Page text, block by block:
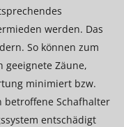
werden. Das
So können zum
geeignete Zäune,
minimiert bzw.
Schafhalter
entschädigt